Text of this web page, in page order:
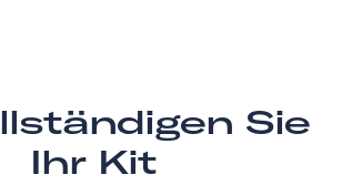
Sie
Ihr Kit